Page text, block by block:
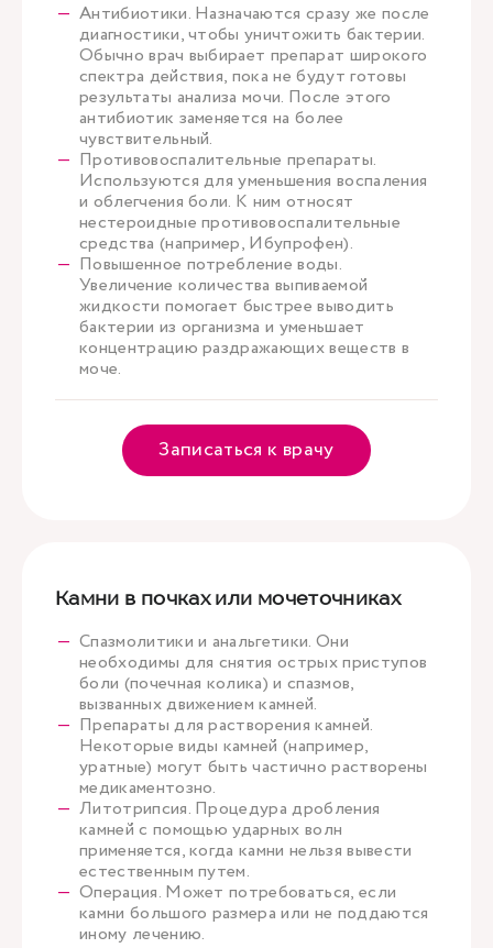
Антибиотики. Назначаются сразу же после
диагностики, чтобы уничтожить бактерии.
Обычно врач выбирает препарат широкого
спектра действия, пока не будут готовы
результаты анализа мочи. После этого
антибиотик заменяется на более
чувствительный.
Противовоспалительные препараты.
Используются для уменьшения воспаления
и облегчения боли. К ним относят
нестероидные противовоспалительные
средства (например, Ибупрофен).
Повышенное потребление воды.
Увеличение количества выпиваемой
жидкости помогает быстрее выводить
бактерии из организма и уменьшает
концентрацию раздражающих веществ в
моче.
Записаться к врачу
Камни в почках или мочеточниках
Спазмолитики и анальгетики. Они
необходимы для снятия острых приступов
боли (почечная колика) и спазмов,
вызванных движением камней.
Препараты для растворения камней.
Некоторые виды камней (например,
уратные) могут быть частично растворены
медикаментозно.
Литотрипсия. Процедура дробления
камней с помощью ударных волн
применяется, когда камни нельзя вывести
естественным путем.
Операция. Может потребоваться, если
камни большого размера или не поддаются
иному лечению.